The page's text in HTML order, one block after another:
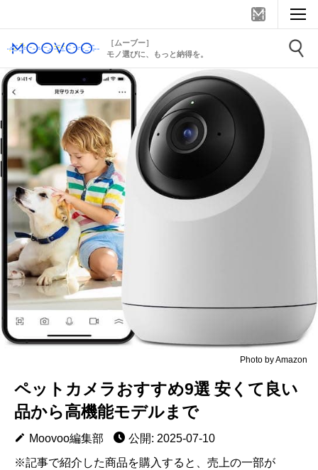
［ムーブー］
モノ選びに、もっと納得を。
Photo by Amazon
ペットカメラおすすめ9選 安くて良い
品から高機能モデルまで
Moovoo編集部
公開: 2025-07-10
※記事で紹介した商品を購入すると、売上の一部が